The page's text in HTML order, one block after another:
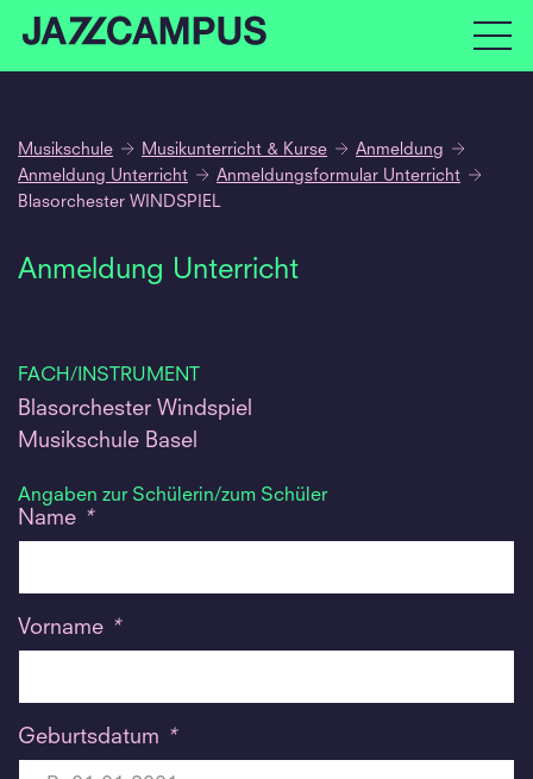
Musikschule Musikunterricht & Kurse
Anmeldung
Anmeldung Unterricht
Anmeldungsformular Unterricht
Blasorchester WINDSPIEL
Anmeldung Unterricht
FACH/INSTRUMENT
Blasorchester Windspiel
Musikschule Basel
Angaben zur Schülerin/zum Schüler
Name *
Vorname *
Geburtsdatum *